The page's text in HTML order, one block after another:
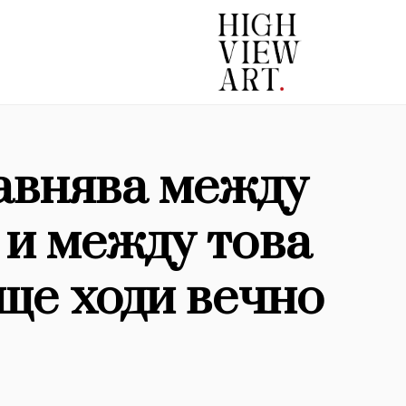
между
между това
ходи вечно